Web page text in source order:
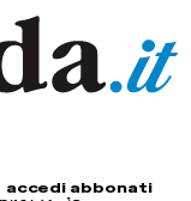
accedi abbonati